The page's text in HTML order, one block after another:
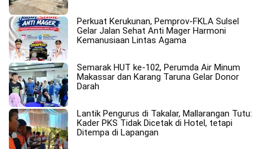
Perkuat Kerukunan, Pemprov-FKLA Sulsel
Gelar Jalan Sehat Anti Mager Harmoni
Kemanusiaan Lintas Agama
Semarak HUT ke-102, Perumda Air Minum
Makassar dan Karang Taruna Gelar Donor
Darah
Lantik Pengurus di Takalar, Mallarangan Tutu:
Kader PKS Tidak Dicetak di Hotel, tetapi
Ditempa di Lapangan